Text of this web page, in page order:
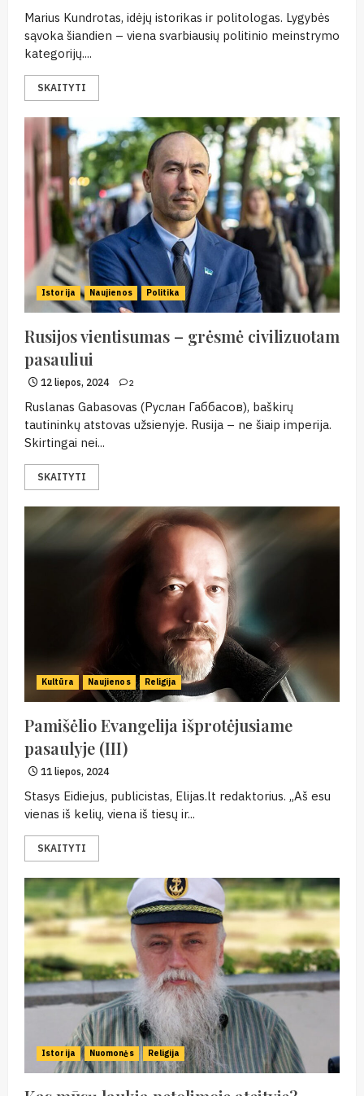
Marius Kundrotas, idėjų istorikas ir politologas. Lygybės
sąvoka šiandien – viena svarbiausių politinio meinstrymo
kategorijų....
SKAITYTI
Istorija Naujienos Politika
Rusijos vientisumas – grėsmė civilizuotam
pasauliui
12 liepos, 2024 2
Ruslanas Gabasovas (Руслан Габбасов), baškirų
tautininkų atstovas užsienyje. Rusija – ne šiaip imperija.
Skirtingai nei...
SKAITYTI
Kultūra Naujienos Religija
Pamišėlio Evangelija išprotėjusiame
pasaulyje (III)
11 liepos, 2024
Stasys Eidiejus, publicistas, Elijas.lt redaktorius. „Aš esu
vienas iš kelių, viena iš tiesų ir...
SKAITYTI
Istorija Nuomonės Religija